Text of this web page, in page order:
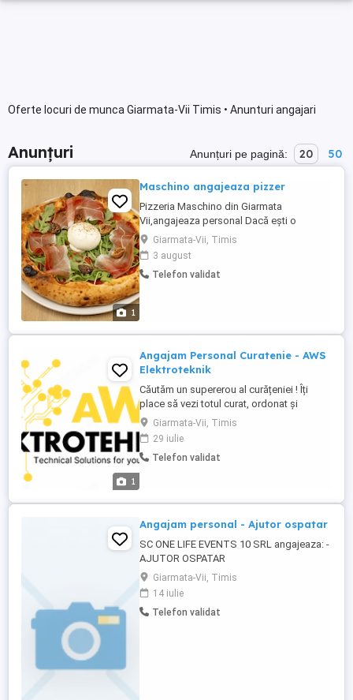
Oferte locuri de munca Giarmata-Vii Timis • Anunturi angajari
Anunțuri Anunțuri pe pagină: 20 50
1
Maschino angajeaza pizzer
Pizzeria Maschino din Giarmata
Vii,angajeaza personal Dacă ești o
persoană deschisa,sociabila și dornica sa
lucrezi într-un colectiv fain,te așteptăm în
echipa noastră. Căutăm pizzer -program
de lucru 2 zile cu 2 -salariu atractiv Pentru
Giarmata-Vii, Timis
3 august
Telefon validat
1
Angajam Personal Curatenie - AWS
Elektroteknik
Căutăm un supererou al curățeniei ! Îți
place să vezi totul curat, ordonat și
impecabil ? Atunci s-ar putea să fii
persoana pe care o căutăm ! Angajăm
Personal Curățenie Part Time Ce ne dorim
de la tine: - Atenție la detalii - Seriozitate și
Giarmata-Vii, Timis
29 iulie
Telefon validat
Angajam personal - Ajutor ospatar
SC ONE LIFE EVENTS 10 SRL angajeaza: -
AJUTOR OSPATAR
Giarmata-Vii, Timis
14 iulie
Telefon validat